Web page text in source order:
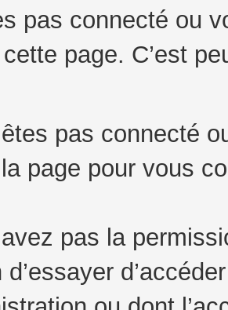
pas connecté ou
page. C’est
pas connecté
page pour vous
pas la
d’essayer